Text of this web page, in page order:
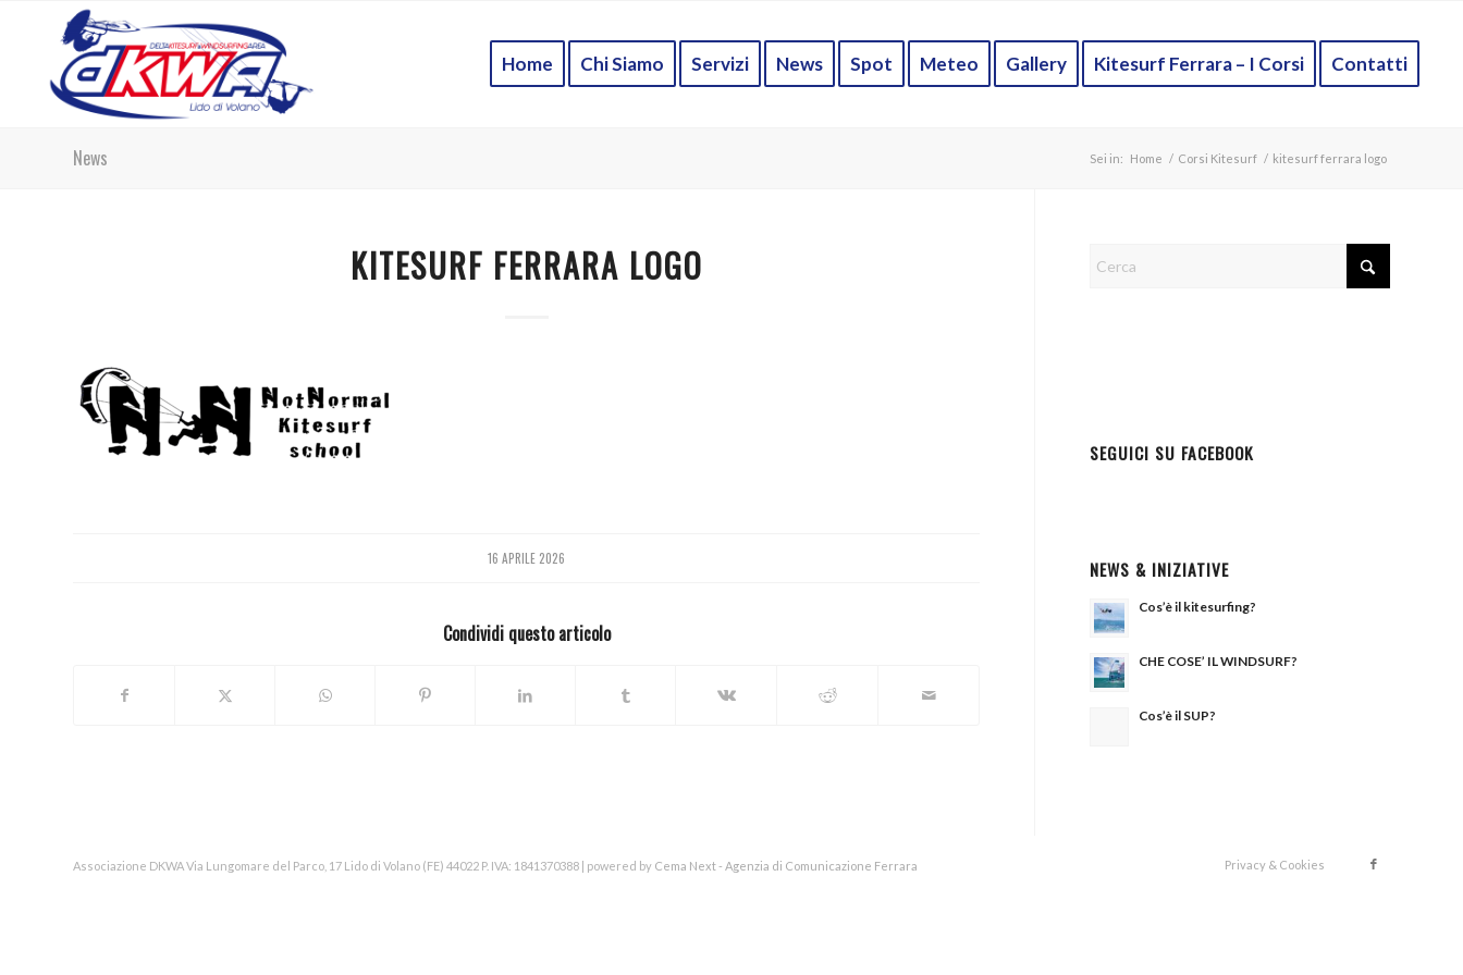
Home Chi Siamo Servizi News Spot Meteo Gallery Kitesurf Ferrara – I Corsi Contatti
News Sei in: Home / Corsi Kitesurf / kitesurf ferrara logo
KITESURF FERRARA LOGO
16 APRILE 2026
Condividi questo articolo
SEGUICI SU FACEBOOK
NEWS & INIZIATIVE
Cos’è il kitesurfing?
CHE COSE’ IL WINDSURF?
Cos’è il SUP?
Associazione DKWA Via Lungomare del Parco, 17 Lido di Volano (FE) 44022 P. IVA: 1841370388 | powered by Cema Next - Agenzia di Comunicazione Ferrara Privacy & Cookies